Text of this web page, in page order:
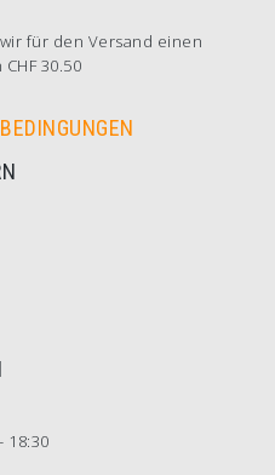
für den Versand einen
30.50
18:30